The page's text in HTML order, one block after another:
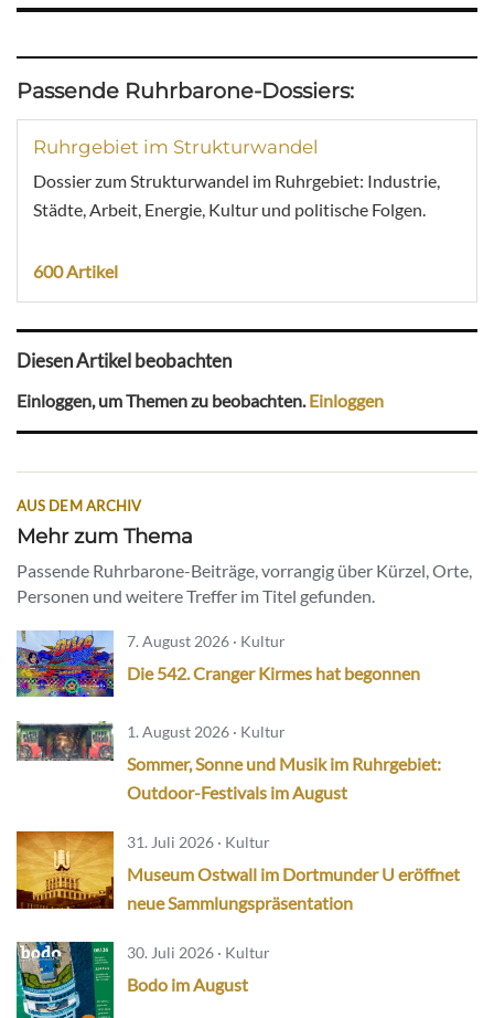
Passende Ruhrbarone-Dossiers:
Ruhrgebiet im Strukturwandel
Dossier zum Strukturwandel im Ruhrgebiet: Industrie,
Städte, Arbeit, Energie, Kultur und politische Folgen.
600 Artikel
Diesen Artikel beobachten
Einloggen, um Themen zu beobachten.Einloggen
AUS DEM ARCHIV
Mehr zum Thema
Passende Ruhrbarone-Beiträge, vorrangig über Kürzel, Orte,
Personen und weitere Treffer im Titel gefunden.
7. August 2026 · Kultur
Die 542. Cranger Kirmes hat begonnen
1. August 2026 · Kultur
Sommer, Sonne und Musik im Ruhrgebiet:
Outdoor-Festivals im August
31. Juli 2026 · Kultur
Museum Ostwall im Dortmunder U eröffnet
neue Sammlungspräsentation
30. Juli 2026 · Kultur
Bodo im August